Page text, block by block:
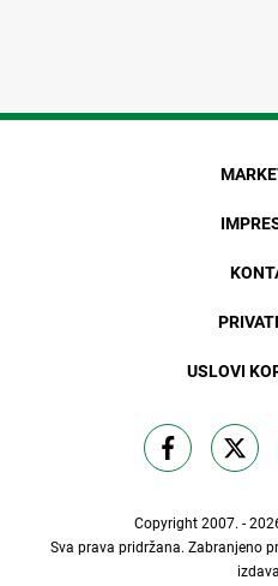
USLOVI
Copyright 2007. -
Sva prava pridržana. Zabranjeno